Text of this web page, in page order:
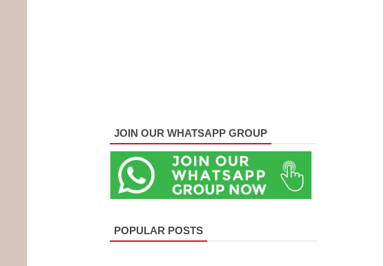
JOIN OUR WHATSAPP GROUP
POPULAR POSTS